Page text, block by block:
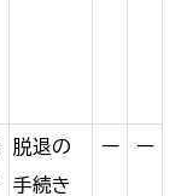
脱退の
手続き
ー ー